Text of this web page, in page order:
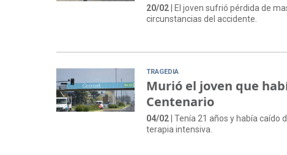
20/02| El joven sufrió pérdida de
circunstancias del accidente.
TRAGEDIA
Murió el joven que
Centenario
04/02| Tenía 21 años y había caído
terapia intensiva.